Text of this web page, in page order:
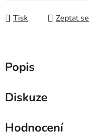
Tisk Zeptat se
Popis
Diskuze
Hodnocení